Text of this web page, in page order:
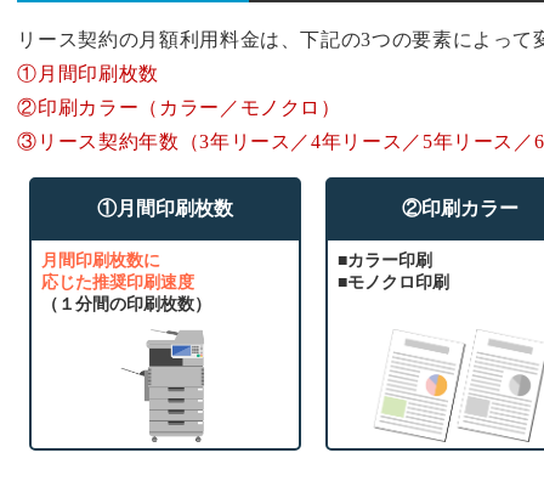
リース契約の月額利用料金は、下記の3つの要素によって
①月間印刷枚数
②印刷カラー（カラー／モノクロ）
③リース契約年数（3年リース／4年リース／5年リース／
①月間印刷枚数
月間印刷枚数に
応じた推奨印刷速度
（１分間の印刷枚数）
②印刷カラー
■カラー印刷
■モノクロ印刷